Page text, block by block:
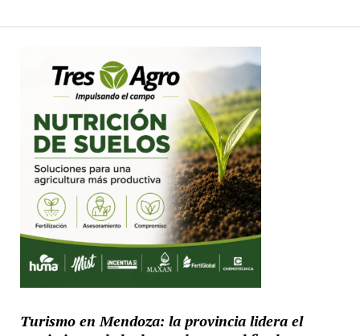
Turismo en Mendoza: la provincia lidera el